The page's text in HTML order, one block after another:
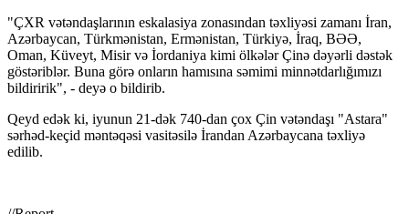
"ÇXR vətəndaşlarının eskalasiya zonasından təxliyəsi zamanı İran,
Azərbaycan, Türkmənistan, Ermənistan, Türkiyə, İraq, BƏƏ,
Oman, Küveyt, Misir və İordaniya kimi ölkələr Çinə dəyərli dəstək
göstəriblər. Buna görə onların hamısına səmimi minnətdarlığımızı
bildiririk", - deyə o bildirib.
Qeyd edək ki, iyunun 21-dək 740-dan çox Çin vətəndaşı "Astara"
sərhəd-keçid məntəqəsi vasitəsilə İrandan Azərbaycana təxliyə
edilib.